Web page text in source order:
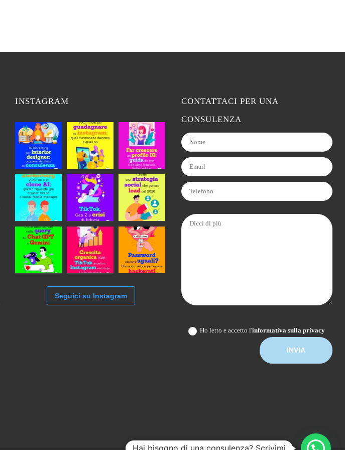
INSTAGRAM
Seguici su Instagram
CONTATTACI PER UNA
CONSULENZA
Ho letto e accetto l'informativa sulla privacy
Hai bisogno di una consulenza? Scrivimi